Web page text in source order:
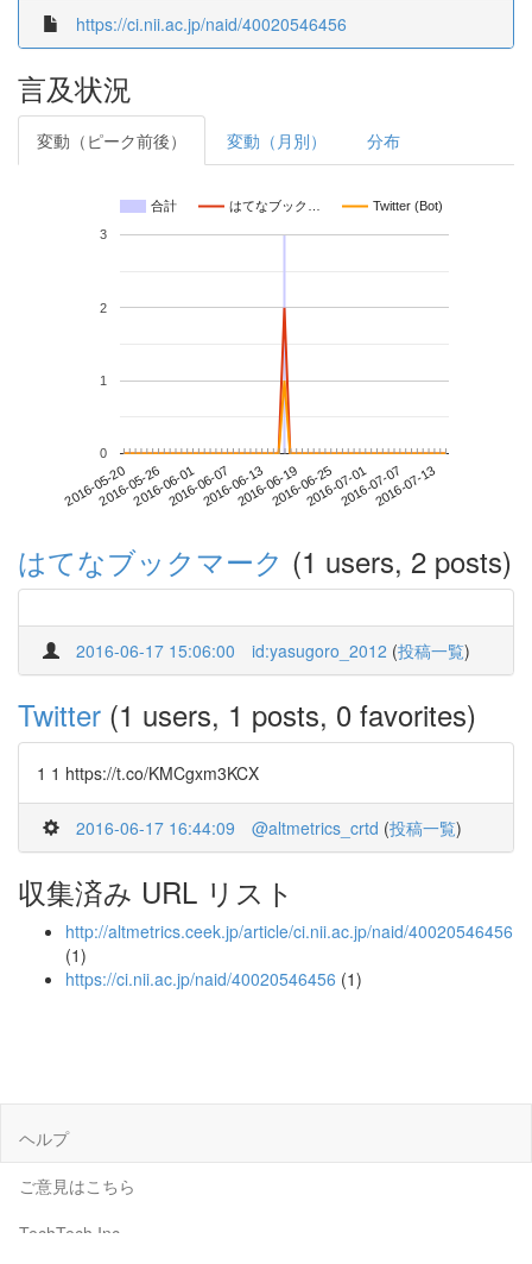
https://ci.nii.ac.jp/naid/40020546456
言及状況
変動（ピーク前後） 変動（月別） 分布
合計 はてなブック… Twitter (Bot)
2016-05-202016-05-262016-06-012016-06-072016-06-132016-06-192016-06-252016-07-012016-07-072016-07-13
0
1
2
3
はてなブックマーク (1 users, 2 posts)
2016-06-17 15:06:00 id:yasugoro_2012 (投稿一覧)
Twitter (1 users, 1 posts, 0 favorites)
1 1 https://t.co/KMCgxm3KCX
2016-06-17 16:44:09 @altmetrics_crtd (投稿一覧)
収集済み URL リスト
http://altmetrics.ceek.jp/article/ci.nii.ac.jp/naid/40020546456
(1)
https://ci.nii.ac.jp/naid/40020546456 (1)
ヘルプ
ご意見はこちら
TechTech Inc.